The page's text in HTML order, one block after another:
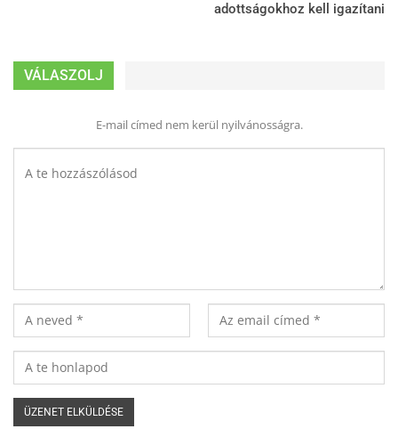
adottságokhoz kell igazítani
VÁLASZOLJ
E-mail címed nem kerül nyilvánosságra.